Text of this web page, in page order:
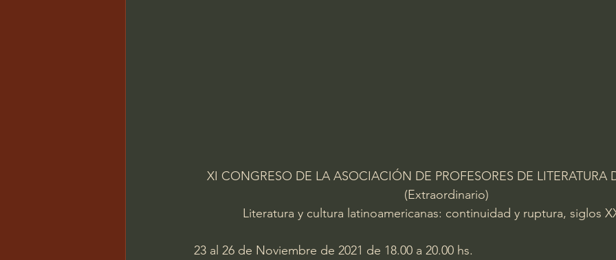
XI CONGRESO DE LA ASOCIACIÓN DE PROFESORES DE LITERATURA
(Extraordinario)
Literatura y cultura latinoamericanas: continuidad y ruptura, siglos
23 al 26 de Noviembre de 2021 de 18.00 a 20.00 hs.